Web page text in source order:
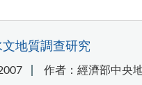
地質調查研究
作者：經濟部中央